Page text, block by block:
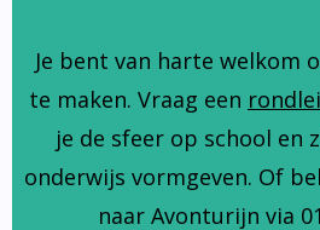
Je bent van harte welkom
te maken. Vraag een
je de sfeer op school en
onderwijs vormgeven. Of
naar Avonturijn via